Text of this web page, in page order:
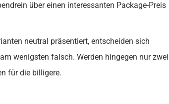
über einen interessanten Package-Preis
neutral präsentiert, entscheiden sich
wenigsten falsch. Werden hingegen nur zwei
für die billigere.